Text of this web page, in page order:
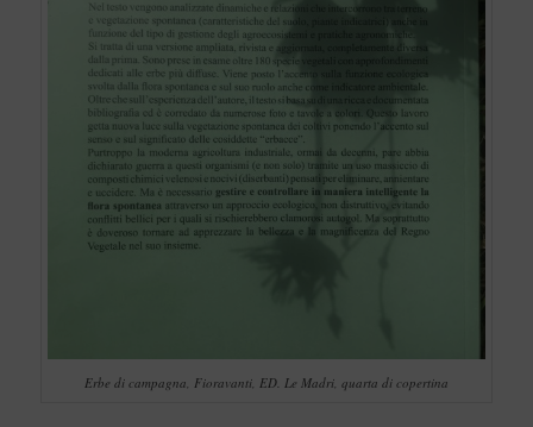
Erbe di campagna, Fioravanti, ED. Le Madri, quarta di copertina